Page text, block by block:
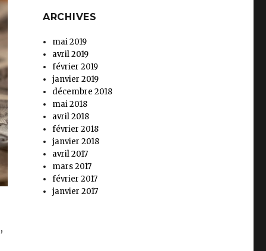
ARCHIVES
mai 2019
avril 2019
février 2019
janvier 2019
décembre 2018
mai 2018
avril 2018
février 2018
janvier 2018
avril 2017
mars 2017
février 2017
janvier 2017